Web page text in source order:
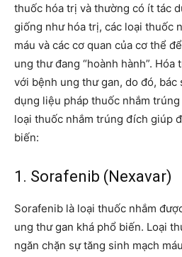
thuốc hóa trị và thường có ít tác
giống như hóa trị, các loại thuốc
máu và các cơ quan của cơ thể
ung thư đang “hoành hành”.
với bệnh ung thư gan, do đó,
dụng liệu pháp thuốc nhắm
loại thuốc nhắm trúng đích giúp
biến:
1. Sorafenib (Nexavar)
Sorafenib là loại thuốc nhắm
ung thư gan khá phổ biến. Loại
ngăn chặn sự tăng sinh mạch